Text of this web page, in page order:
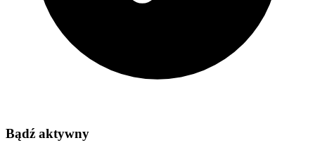
Bądź aktywny